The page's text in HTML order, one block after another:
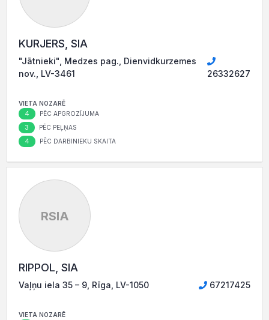
KURJERS, SIA
"Jātnieki", Medzes pag., Dienvidkurzemes
nov., LV-3461
26332627
VIETA NOZARĒ
4 PĒC APGROZĪJUMA
3 PĒC PEĻŅAS
4 PĒC DARBINIEKU SKAITA
RSIA
RIPPOL, SIA
Vaļņu iela 35 – 9, Rīga, LV-1050 67217425
VIETA NOZARĒ